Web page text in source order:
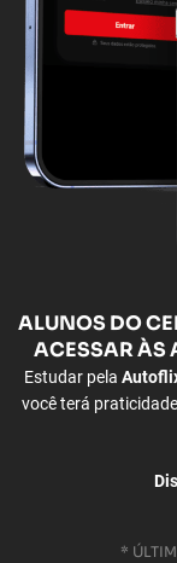
ALUNOSDO
ACESSAR ÀS
Estudar pela
você terá
*